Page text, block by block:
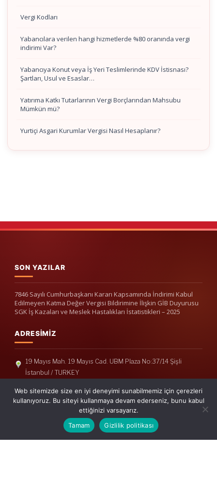
Vergi Kodları
Yabancılara verilen hangi hizmetlerde %80 oranında vergi
indirimi Var?
Yabancıya Konut veya İş Yeri Teslimlerinde KDV İstisnası?
Şartları, Usul ve Esaslar…
Yatırıma Katkı Tutarlarının Vergi Borçlarından Mahsubu
Mümkün mü?
Yurtiçi Asgari Kurumlar Vergisi Nasıl Hesaplanır?
SON YAZILAR
7846 Sayılı Cumhurbaşkanı Kararı Kapsamında İndirimi Kabul
Edilmeyen Katma Değer Vergisi Bildirimine İlişkin GİB Duyurusu
SGK İş Kazaları ve Meslek Hastalıkları İstatistikleri – 2025
ADRESIMIZ
19 Mayıs Mah. 19 Mayıs Cad. UBM Plaza No:37/14 Şişli
İstanbul / TURKEY
Telefon: +90(212) 240 33 39
Telefon: +90(212) 248 19 36
info@erisymm.com
Web sitemizde size en iyi deneyimi sunabilmemiz için çerezleri
kullanıyoruz. Bu siteyi kullanmaya devam ederseniz, bunu kabul
ettiğinizi varsayarız.
Tamam
Gizlilik politikası